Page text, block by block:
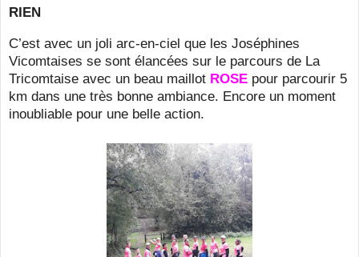
RIEN
C’est avec un joli arc-en-ciel que les Joséphines
Vicomtaises se sont élancées sur le parcours de La
Tricomtaise avec un beau maillot ROSE pour parcourir 5
km dans une très bonne ambiance. Encore un moment
inoubliable pour une belle action.